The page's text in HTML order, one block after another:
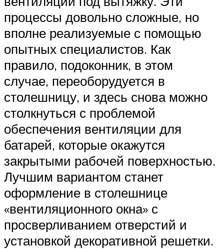
процессы довольно сложные, но
вполне реализуемые с помощью
опытных специалистов. Как
правило, подоконник, в этом
случае, переоборудуется в
столешницу, и здесь снова можно
столкнуться с проблемой
обеспечения вентиляции для
батарей, которые окажутся
закрытыми рабочей поверхностью.
Лучшим вариантом станет
оформление в столешнице
«вентиляционного окна» с
просверливанием отверстий и
установкой декоративной решетки.